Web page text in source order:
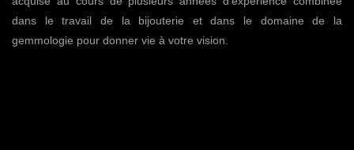
dans le travail de la bijouterie et dans le domaine de la
gemmologie pour donner vie à votre vision.